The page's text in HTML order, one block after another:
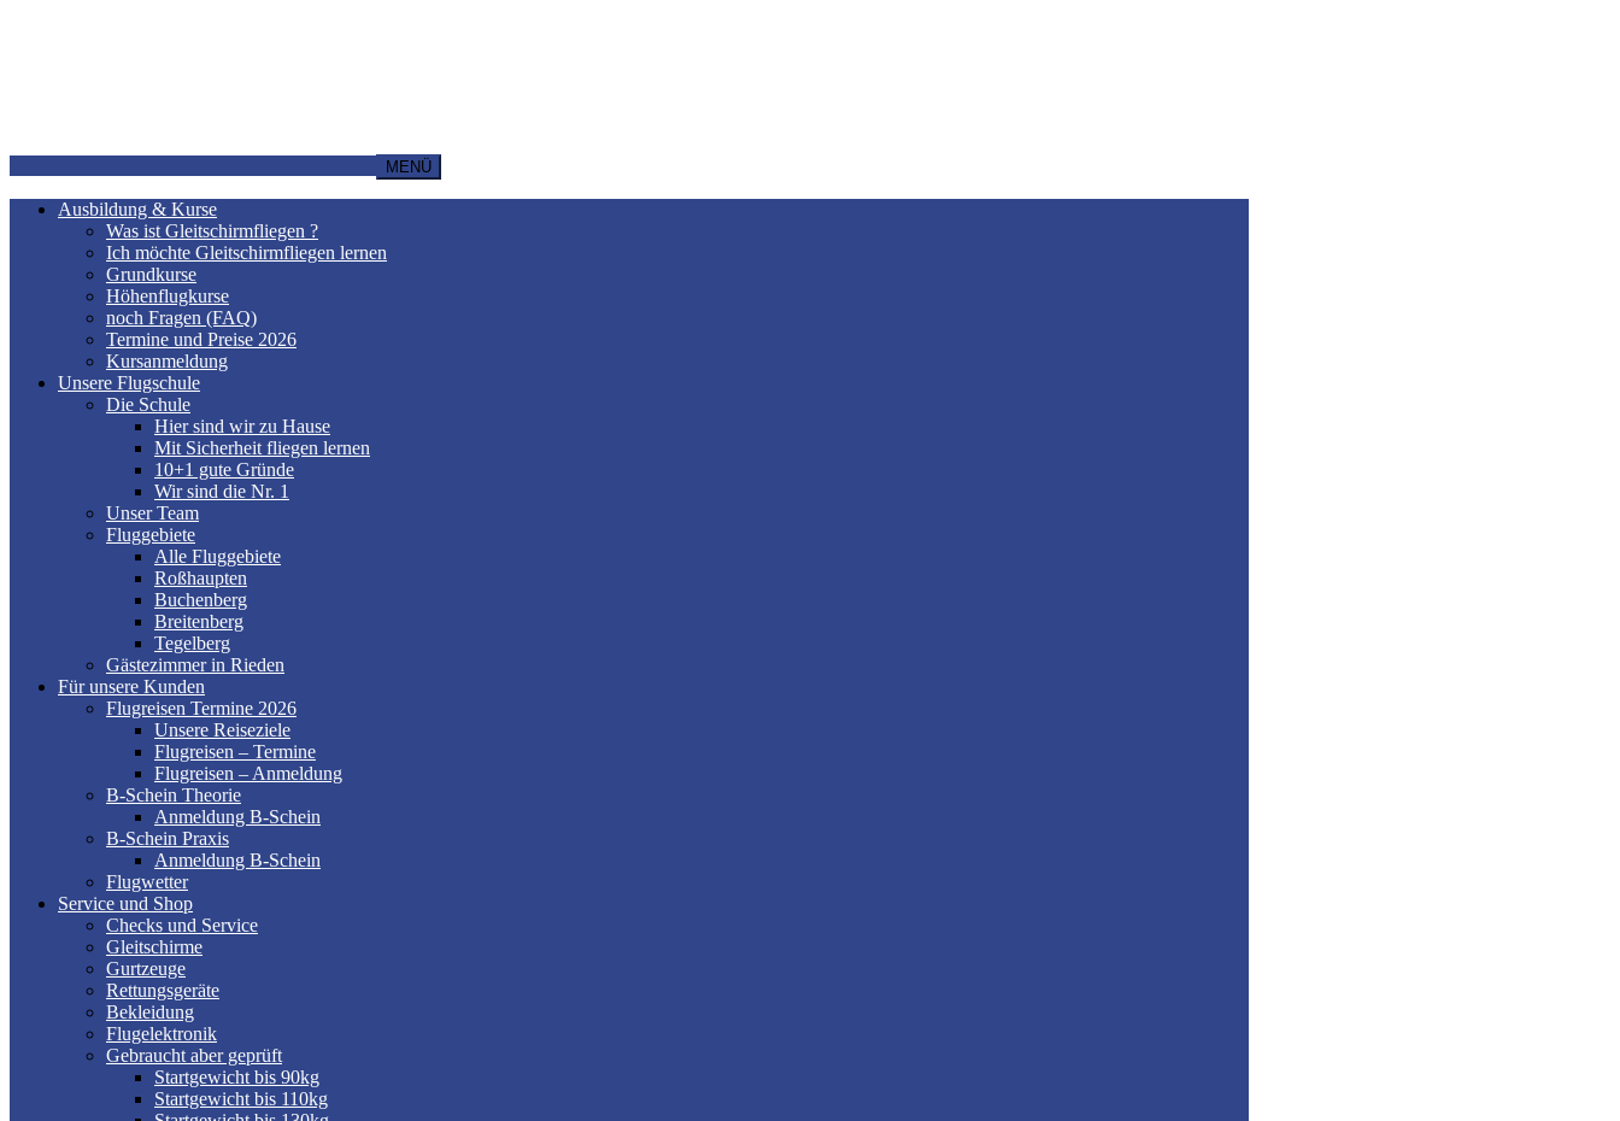
MENÜ
Ausbildung & Kurse
Was ist Gleitschirmfliegen ?
Ich möchte Gleitschirmfliegen lernen
Grundkurse
Höhenflugkurse
noch Fragen (FAQ)
Termine und Preise 2026
Kursanmeldung
Unsere Flugschule
Die Schule
Hier sind wir zu Hause
Mit Sicherheit fliegen lernen
10+1 gute Gründe
Wir sind die Nr. 1
Unser Team
Fluggebiete
Alle Fluggebiete
Roßhaupten
Buchenberg
Breitenberg
Tegelberg
Gästezimmer in Rieden
Für unsere Kunden
Flugreisen Termine 2026
Unsere Reiseziele
Flugreisen – Termine
Flugreisen – Anmeldung
B-Schein Theorie
Anmeldung B-Schein
B-Schein Praxis
Anmeldung B-Schein
Flugwetter
Service und Shop
Checks und Service
Gleitschirme
Gurtzeuge
Rettungsgeräte
Bekleidung
Flugelektronik
Gebraucht aber geprüft
Startgewicht bis 90kg
Startgewicht bis 110kg